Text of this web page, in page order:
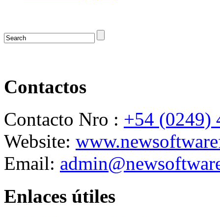
Contactos
Contacto Nro : +54 (0249)
Website:
Email:
Enlaces útiles